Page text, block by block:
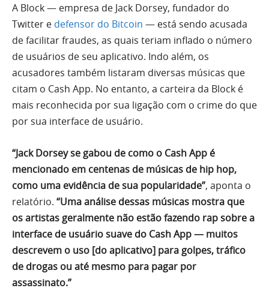
A Block — empresa de Jack Dorsey, fundador do
Twitter e defensor do Bitcoin — está sendo acusada
de facilitar fraudes, as quais teriam inflado o número
de usuários de seu aplicativo. Indo além, os
acusadores também listaram diversas músicas que
citam o Cash App. No entanto, a carteira da Block é
mais reconhecida por sua ligação com o crime do que
por sua interface de usuário.
“Jack Dorsey se gabou de como o Cash App é
mencionado em centenas de músicas de hip hop,
como uma evidência de sua popularidade”, aponta o
relatório. “Uma análise dessas músicas mostra que
os artistas geralmente não estão fazendo rap sobre a
interface de usuário suave do Cash App — muitos
descrevem o uso [do aplicativo] para golpes, tráfico
de drogas ou até mesmo para pagar por
assassinato.”